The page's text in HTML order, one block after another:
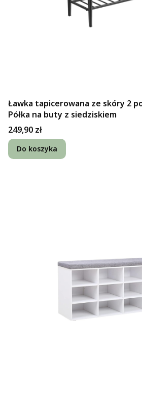
Ławka tapicerowana ze skóry 2
Półka na buty z siedziskiem
Cena
249,90 zł
Do koszyka